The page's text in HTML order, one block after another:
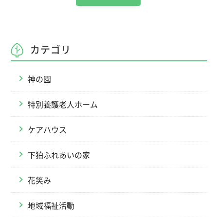
カテゴリ
神の園
特別養護老人ホーム
ケアハウス
下狛ふれあいの家
花笑み
地域福祉活動